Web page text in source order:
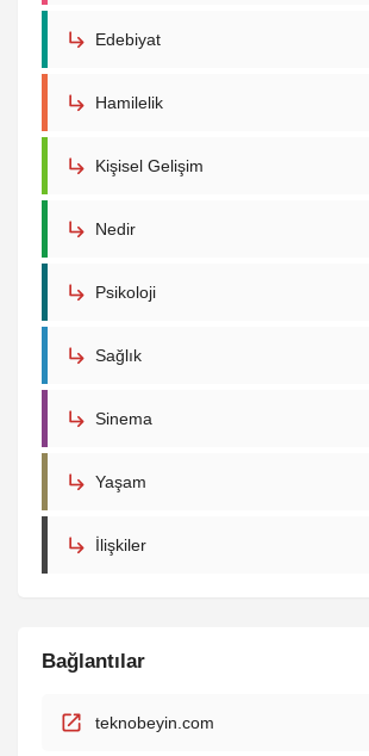
Edebiyat
Hamilelik
Kişisel Gelişim
Nedir
Psikoloji
Sağlık
Sinema
Yaşam
İlişkiler
Bağlantılar
teknobeyin.com